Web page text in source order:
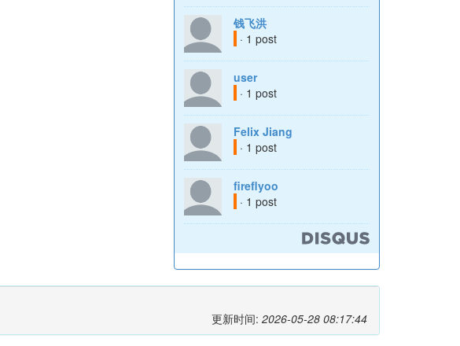
钱飞洪
· 1 post
user
· 1 post
Felix Jiang
· 1 post
fireflyoo
· 1 post
更新时间: 2026-05-28 08:17:44